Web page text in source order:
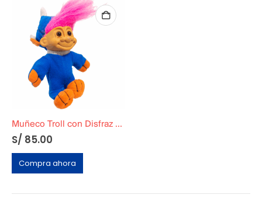
Muñeco Troll con Disfraz de Dinosaurio
S/ 85.00
Compra ahora